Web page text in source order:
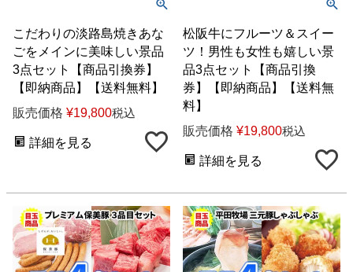
こだわりの淡路島焼きあな
ごをメインに美味しい景品
3点セット【商品引換券】
【即納商品】【送料無料】
販売価格 ¥19,800税込
詳細を見る
松阪牛にフルーツ＆スイー
ツ！男性も女性も嬉しい景
品3点セット【商品引換
券】【即納商品】【送料無
料】
販売価格 ¥19,800税込
詳細を見る